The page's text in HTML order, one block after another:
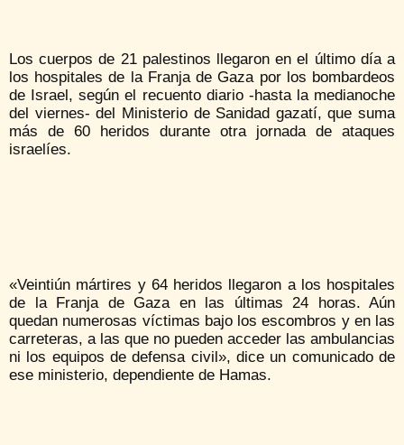
Los cuerpos de 21 palestinos llegaron en el último día a
los hospitales de la Franja de Gaza por los bombardeos
de Israel, según el recuento diario -hasta la medianoche
del viernes- del Ministerio de Sanidad gazatí, que suma
más de 60 heridos durante otra jornada de ataques
israelíes.
«Veintiún mártires y 64 heridos llegaron a los hospitales
de la Franja de Gaza en las últimas 24 horas. Aún
quedan numerosas víctimas bajo los escombros y en las
carreteras, a las que no pueden acceder las ambulancias
ni los equipos de defensa civil», dice un comunicado de
ese ministerio, dependiente de Hamas.